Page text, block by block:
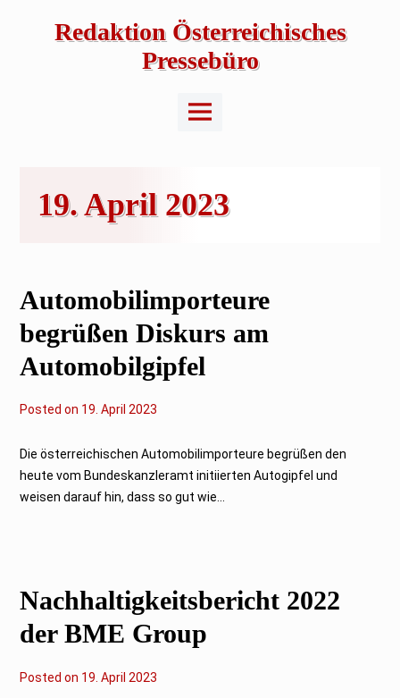
Redaktion Österreichisches
Pressebüro
Main
Menu
19. April 2023
Automobilimporteure
begrüßen Diskurs am
Automobilgipfel
Posted on 2
A
p
r
i
19. April 2023
Die österreichischen Automobilimporteure begrüßen den
heute vom Bundeskanzleramt initiierten Autogipfel und
weisen darauf hin, dass so gut wie...
Nachhaltigkeitsbericht 2022
der BME Group
Posted on 2
19. April 2023